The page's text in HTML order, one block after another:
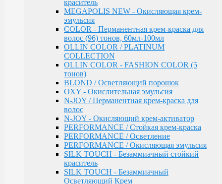
ARABIAN SPA / Сандал для тела
SKINCARE / Для лица
FAST SHADE / Краситель для волос и бороды
HAIR & BODY / Волосы & Тело
MY BEARD / Борода, Усы, Бритье
RE STYLE / Стайлинговые средства
Инструменты & Аксессуары
Парфюмерное мыло
Парфюмерия
Constant Delight
Repair / Для поврежденных волос
Лосьон для удаления красителя
5 Magic Oil / Уход и стайлинг
Fixing
Pre-Styling
Styling
BARBER & MEN'S / Косметика для мужчин
C-Line / Сохранение цвета
Лаки для волос
Oxigent / Оксигенты
краситель
MEGAPOLIS NEW - Окисляющая крем-
эмульсия
COLOR - Перманентная крем-краска для
волос (96) тонов, 60мл-100мл
OLLIN COLOR / PLATINUM
COLLECTION
OLLIN COLOR - FASHION COLOR (5
тонов)
BLOND / Осветляющий порошок
OXY - Окислительная эмульсия
N-JOY / Перманентная крем-краска для
волос
N-JOY - Окисляющий крем-активатор
PERFORMANCE / Стойкая крем-краска
PERFORMANCE / Осветление
PERFORMANCE / Окисляющая эмульсия
SILK TOUCH - Безаммиачный стойкий
краситель
SILK TOUCH - Безаммиачный
Осветляющий Крем